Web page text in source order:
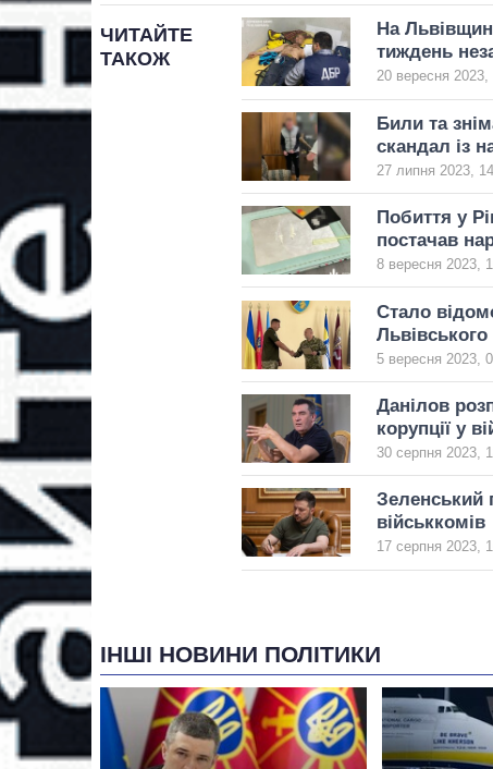
ЧИТАЙТЕ
ТАКОЖ
На
тиждень
20 вересня 2023,
Били та
скандал із
27 липня 2023,
Побиття у
постачав
8 вересня 2023,
Стало
5 вересня 2023,
Данілов
корупції у
30 серпня 2023,
Зеленський
військкомів
17 серпня 2023,
ІНШІ НОВИНИ ПОЛІТИКИ